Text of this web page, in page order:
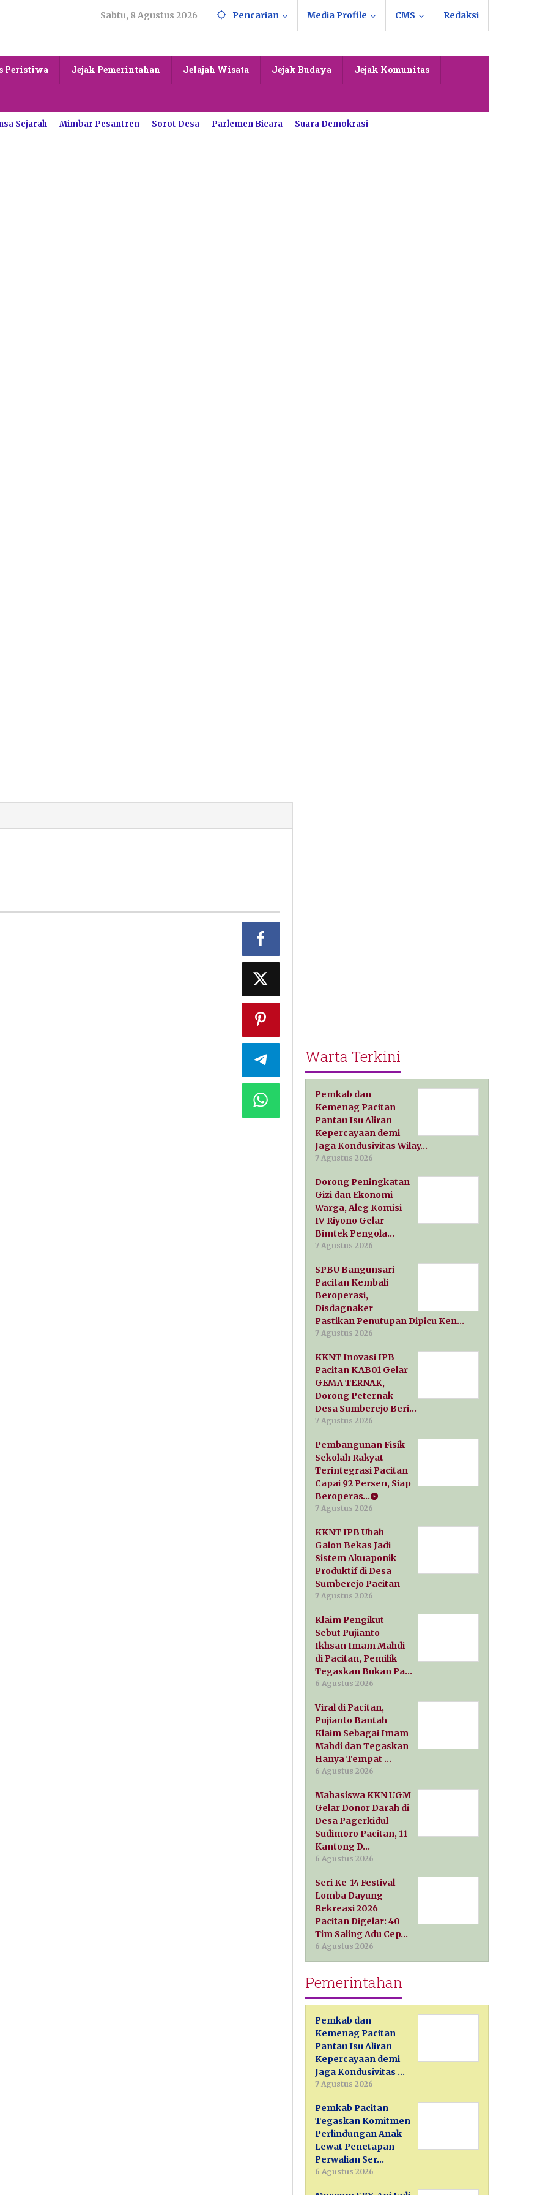
Sabtu, 8 Agustus 2026 Pencarian Media Profile CMS Redaksi
Peristiwa Jejak Pemerintahan Jelajah Wisata Jejak Budaya Jejak Komunitas
Sejarah Mimbar Pesantren Sorot Desa Parlemen Bicara Suara Demokrasi
Warta Terkini
Pemkab dan
Kemenag Pacitan
Pantau Isu Aliran
Kepercayaan demi
Jaga Kondusivitas Wilay…
7 Agustus 2026
Dorong Peningkatan
Gizi dan Ekonomi
Warga, Aleg Komisi
IV Riyono Gelar
Bimtek Pengola…
7 Agustus 2026
SPBU Bangunsari
Pacitan Kembali
Beroperasi,
Disdagnaker
Pastikan Penutupan Dipicu Ken…
7 Agustus 2026
KKNT Inovasi IPB
Pacitan KAB01 Gelar
GEMA TERNAK,
Dorong Peternak
Desa Sumberejo Beri…
7 Agustus 2026
Pembangunan Fisik
Sekolah Rakyat
Terintegrasi Pacitan
Capai 92 Persen, Siap
Beroperas…
7 Agustus 2026
KKNT IPB Ubah
Galon Bekas Jadi
Sistem Akuaponik
Produktif di Desa
Sumberejo Pacitan
7 Agustus 2026
Klaim Pengikut
Sebut Pujianto
Ikhsan Imam Mahdi
di Pacitan, Pemilik
Tegaskan Bukan Pa…
6 Agustus 2026
Viral di Pacitan,
Pujianto Bantah
Klaim Sebagai Imam
Mahdi dan Tegaskan
Hanya Tempat …
6 Agustus 2026
Mahasiswa KKN UGM
Gelar Donor Darah di
Desa Pagerkidul
Sudimoro Pacitan, 11
Kantong D…
6 Agustus 2026
Seri Ke-14 Festival
Lomba Dayung
Rekreasi 2026
Pacitan Digelar: 40
Tim Saling Adu Cep…
6 Agustus 2026
Pemerintahan
Pemkab dan
Kemenag Pacitan
Pantau Isu Aliran
Kepercayaan demi
Jaga Kondusivitas …
7 Agustus 2026
Pemkab Pacitan
Tegaskan Komitmen
Perlindungan Anak
Lewat Penetapan
Perwalian Ser…
6 Agustus 2026